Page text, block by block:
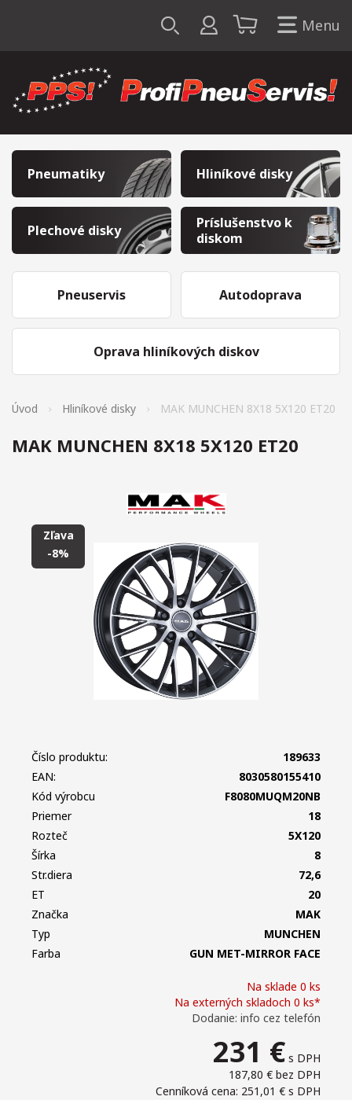
Menu
Pneumatiky Hliníkové disky
Plechové disky
Príslušenstvo k
diskom
Pneuservis
Oprava hliníkových diskov
Autodoprava
Úvod Hliníkové disky MAK MUNCHEN 8X18 5X120 ET20
MAK MUNCHEN 8X18 5X120 ET20
Zľava
-8%
Na sklade 0 ks
Na externých skladoch 0 ks*
Dodanie: info cez telefón
231 € s DPH
187,80 € bez DPH
Cenníková cena: 251,01 € s DPH
Číslo produktu:
189633
EAN:
8030580155410
Kód výrobcu
F8080MUQM20NB
Priemer
18
Rozteč
5X120
Šírka
8
Str.diera
72,6
ET
20
Značka
MAK
Typ
MUNCHEN
Farba
GUN MET-MIRROR FACE